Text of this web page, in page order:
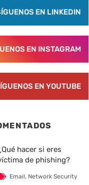
EN LINKEDIN
EN INSTAGRAM
EN YOUTUBE
hacer si eres
de phishing?
Email, Network Security